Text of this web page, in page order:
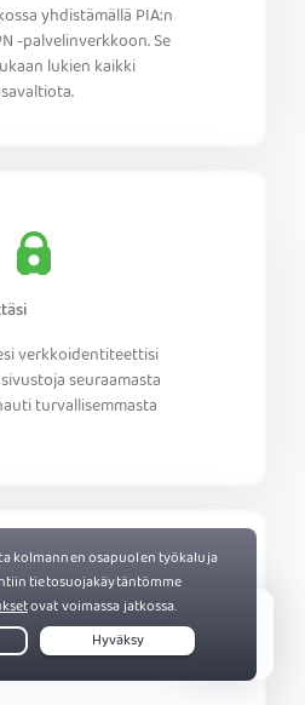
yhdistämällä PIA:n
-palvelinverkkoon. Se
lukien kaikki
verkkoidentiteettisi
seuraamasta
turvallisemmasta
digitaalisesta